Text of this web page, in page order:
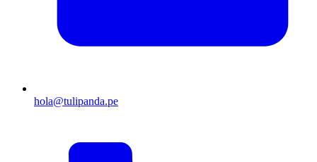
hola@tulipanda.pe